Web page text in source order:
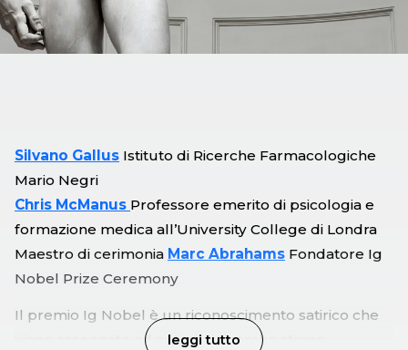
Silvano Gallus Istituto di Ricerche Farmacologiche
Mario Negri
Chris McManus Professore emerito di psicologia e
formazione medica all’University College di Londra
Maestro di cerimonia Marc Abrahams Fondatore Ig
Nobel Prize Ceremony
Il premio Ig Nobel è un riconoscimento satirico che
viene assegnato ad autori di ricerche strane,
leggi tutto